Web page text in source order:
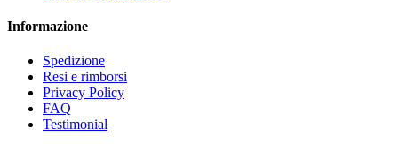
Informazione
Spedizione
Resi e rimborsi
Privacy Policy
FAQ
Testimonial